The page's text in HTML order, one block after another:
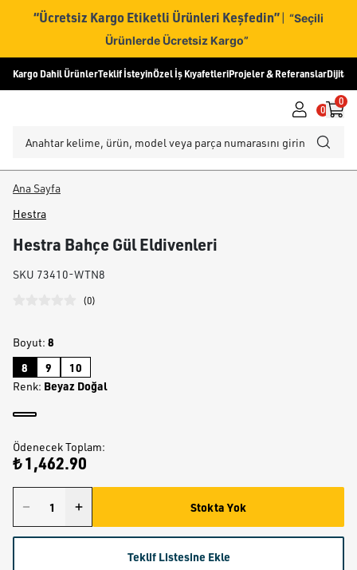
“Ücretsiz Kargo Etiketli Ürünleri Keşfedin” | “Seçili
Ürünlerde Ücretsiz Kargo”
Kargo Dahil ÜrünlerTeklif İsteyinÖzel İş KıyafetleriProjeler & ReferanslarDijital
0
0
Ana Sayfa
Hestra
Hestra Bahçe Gül Eldivenleri
SKU 73410-WTN8
(0)
Boyut: 8
8
9 10
Renk: Beyaz Doğal
Ödenecek Toplam:
₺ 1,462.90
Stokta Yok
Teklif Listesine Ekle